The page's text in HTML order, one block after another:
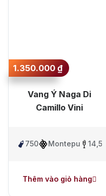
1.350.000₫
Vang Ý Naga Di
Camillo Vini
750ml Montepulciano
14,5%
Thêm vào giỏ hàng